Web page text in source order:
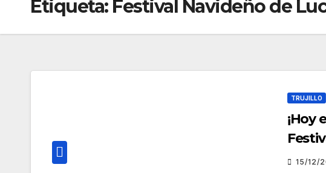
Etiqueta: Festival Navideño de
TRUJILLO
¡Hoy
15/12/